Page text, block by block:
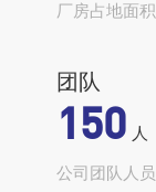
厂房占地面积
团队
150 人
公司团队人员